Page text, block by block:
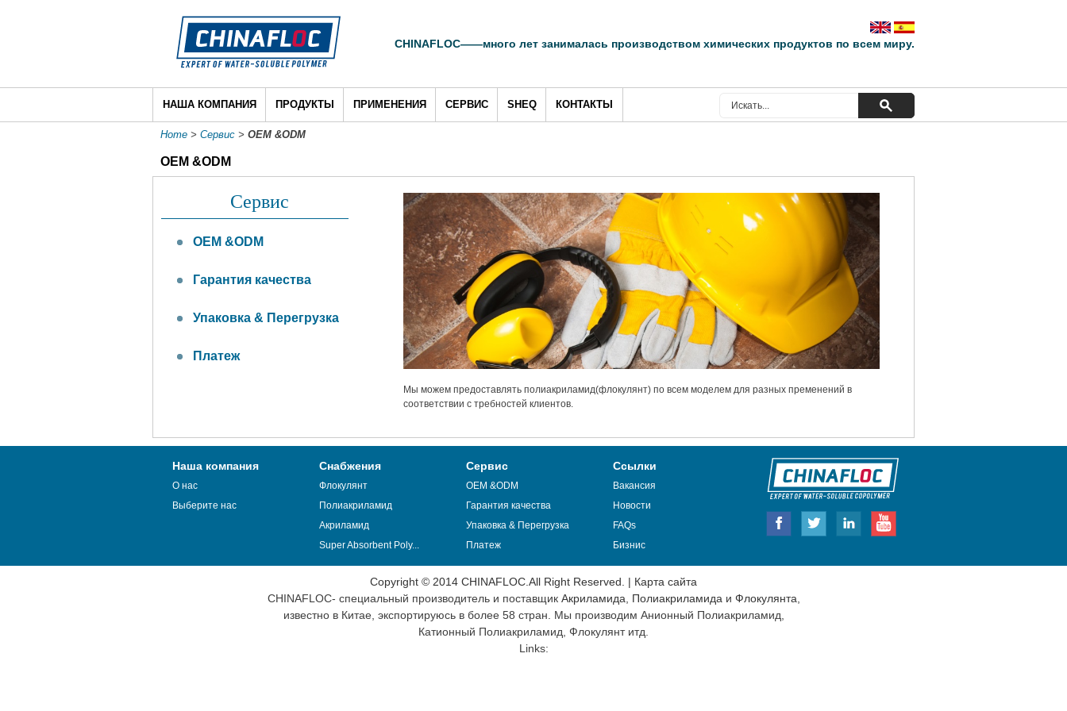
CHINAFLOC——много лет занималась производством химических продуктов по всем миру.
НАША КОМПАНИЯ ПРОДУКТЫ ПРИМЕНЕНИЯ СЕРВИС SHEQ КОНТАКТЫ
Home > Сервис > OEM &ODM
OEM &ODM
Сервис
OEM &ODM
Гарантия качества
Упаковка & Перегрузка
Платеж
Мы можем предоставлять полиакриламид(флокулянт) по всем моделем для разных пременений в
соответствии с требностей клиентов.
Наша компания
О нас
Выберите нас
Снабжения
Флокулянт
Полиакриламид
Акриламид
Super Absorbent Poly...
Сервис
OEM &ODM
Гарантия качества
Упаковка & Перегрузка
Платеж
Ссылки
Вакансия
Новости
FAQs
Бизнис
Copyright © 2014 CHINAFLOC.All Right Reserved. | Карта сайта
CHINAFLOC- специальный производитель и поставщик Акриламида Полиакриламида и Флокулянта
известно в Китае, экспортируюсь в более 58 стран. Мы производим Анионный Полиакриламид,
Катионный Полиакриламид, Флокулянт итд.
Links: